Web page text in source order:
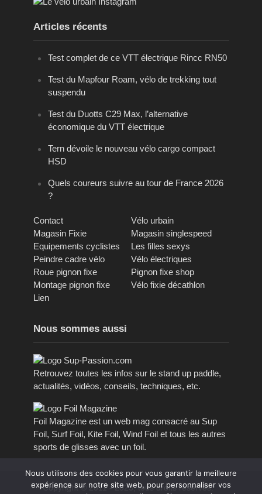
Articles récents
Test complet de ce VTT électrique Rincc RN50
Test du Mapfour Roam, vélo de trekking tout
suspendu
Test du Duotts C29 Max, l’alternative
économique du VTT électrique
Tern dévoile le nouveau vélo cargo compact
HSD
Quels coureurs suivre au tour de France 2026
?
Contact
Vélo urbain
Magasin Fixie
Magasin singlespeed
Equipements cyclistes
Les filles sexys
Peindre cadre vélo
Vélo électriques
Roue pignon fixe
Pignon fixe shop
Montage pignon fixe
Vélo fixie décathlon
Lien
Nous sommes aussi
Retrouvez toutes les infos sur le stand up paddle,
actualités, vidéos, conseils, techniques, etc.
Foil Magazine est un web mag consacré au Sup
Foil, Surf Foil, Kite Foil, Wind Foil et tous les autres
sports de glisses avec un foil.
Copyright © 2011 - 2023, tous droits réservés.
Nous utilisons des cookies pour vous garantir la meilleure
expérience sur notre site web, pour personnaliser vos